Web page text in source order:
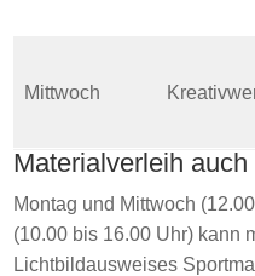
Mittwoch
Materialverleih
Montag und Mittwoch
(10.00 bis 16.00 Uhr) kann
Lichtbildausweises